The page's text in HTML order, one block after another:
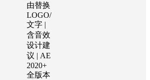
由替换
LOGO/
文字 |
含音效
设计建
议 | AE
2020+
全版本